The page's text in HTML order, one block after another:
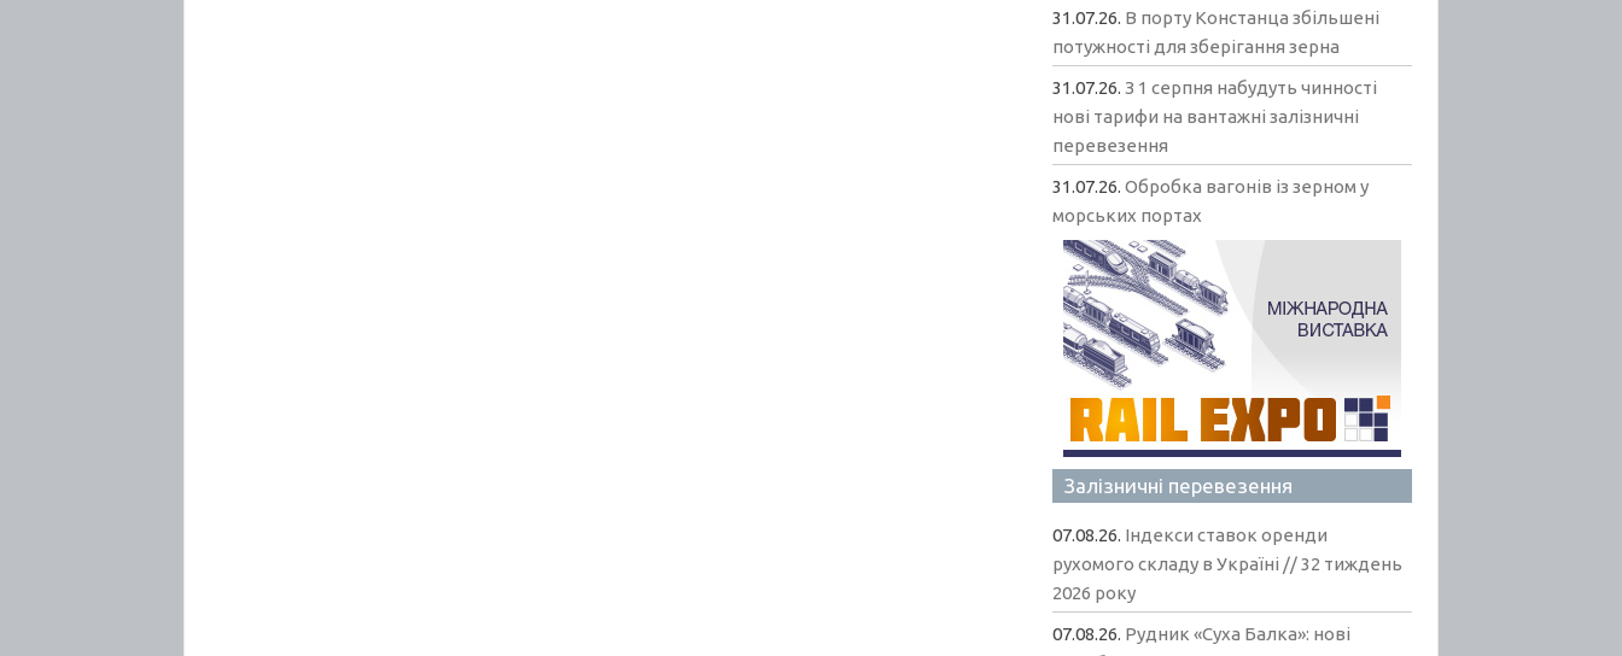
31.07.26. В порту Констанца збільшені
потужності для зберігання зерна
31.07.26.З 1 серпня набудуть чинності
нові тарифи на вантажні залізничні
перевезення
31.07.26.Обробка вагонів із зерном у
морських портах
Залізничні перевезення
07.08.26. Індекси ставок оренди
рухомого складу в Україні // 32 тиждень
2026 року
07.08.26. Рудник «Суха Балка»: нові